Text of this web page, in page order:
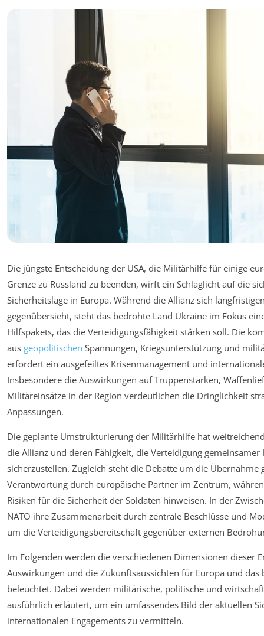
Die jüngste Entscheidung der USA, die Militärhilfe für einige
Grenze zu Russland zu beenden, wirft ein Schlaglicht auf die
Sicherheitslage in Europa. Während die Allianz sich
gegenübersieht, steht das bedrohte Land Ukraine im Fokus
Hilfspakets, das die Verteidigungsfähigkeit stärken soll. Die
aus geopolitischen Spannungen, Kriegsunterstützung und
erfordert ein ausgefeiltes Krisenmanagement und
Insbesondere die Auswirkungen auf Truppenstärken,
Militäreinsätze in der Region verdeutlichen die Dringlichkeit
Anpassungen.
Die geplante Umstrukturierung der Militärhilfe hat
die Allianz und deren Fähigkeit, die Verteidigung gemeinsamer
sicherzustellen. Zugleich steht die Debatte um die Übernahme
Verantwortung durch europäische Partner im Zentrum,
Risiken für die Sicherheit der Soldaten hinweisen. In der
NATO ihre Zusammenarbeit durch zentrale Beschlüsse und
um die Verteidigungsbereitschaft gegenüber externen
Im Folgenden werden die verschiedenen Dimensionen dieser
Auswirkungen und die Zukunftsaussichten für Europa und das
beleuchtet. Dabei werden militärische, politische und
ausführlich erläutert, um ein umfassendes Bild der aktuellen
internationalen Engagements zu vermitteln.